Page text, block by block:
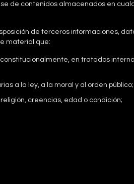
de contenidos almacenados en
de terceros informaciones,
material que:
en tratados
a la ley, a la moral y al orden público;
creencias, edad o condición;